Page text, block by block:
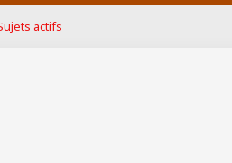
actifs